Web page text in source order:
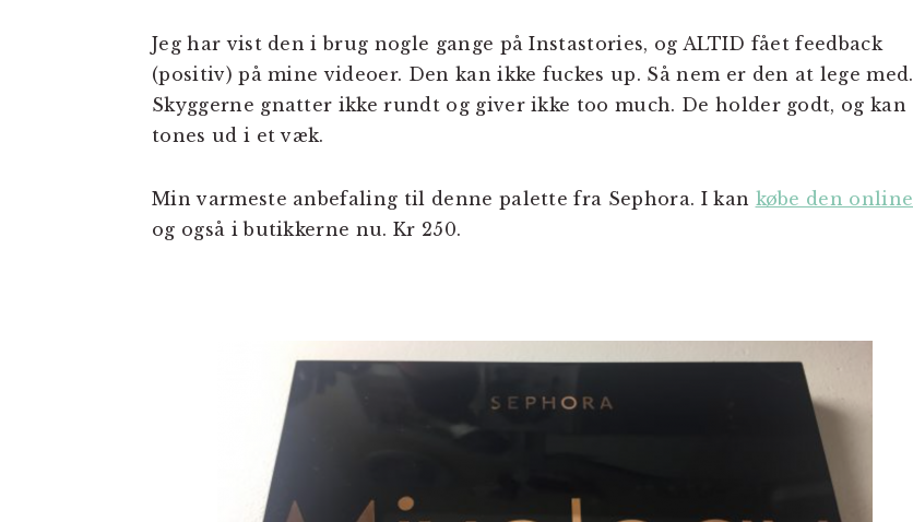
Jeg har vist den i brug nogle gange på Instastories, og ALTID fået feedback
(positiv) på mine videoer. Den kan ikke fuckes up. Så nem er den at lege med.
Skyggerne gnatter ikke rundt og giver ikke too much. De holder godt, og kan
tones ud i et væk.
Min varmeste anbefaling til denne palette fra Sephora. I kan købe den online
og også i butikkerne nu. Kr 250.